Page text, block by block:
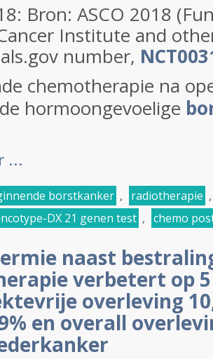
Bron: ASCO 2018
Institute and
number,
chemotherapie na
hormoongevoelige
...
borstkanker , radiotherapie
DX 21 genen test , chemo
naast
verbetert op
overleving
en overall